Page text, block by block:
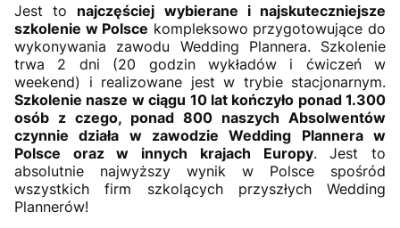
Jest to najczęściej wybierane i najskuteczniejsze
szkolenie w Polsce kompleksowo przygotowujące do
wykonywania zawodu Wedding Plannera. Szkolenie
trwa 2 dni (20 godzin wykładów i ćwiczeń w
weekend) i realizowane jest w trybie stacjonarnym.
Szkolenie nasze w ciągu 10 lat kończyło ponad 1.300
osób z czego, ponad 800 naszych Absolwentów
czynnie działa w zawodzie Wedding Plannera w
Polsce oraz w innych krajach Europy. Jest to
absolutnie najwyższy wynik w Polsce spośród
wszystkich firm szkolących przyszłych Wedding
Plannerów!